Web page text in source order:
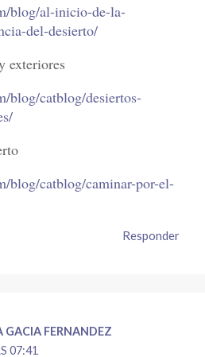
blog/al-inicio-de-la-
del-desierto/
exteriores
blog/catblog/desiertos-
blog/catblog/caminar-por-el-
Responder
FERNANDEZ
07:41